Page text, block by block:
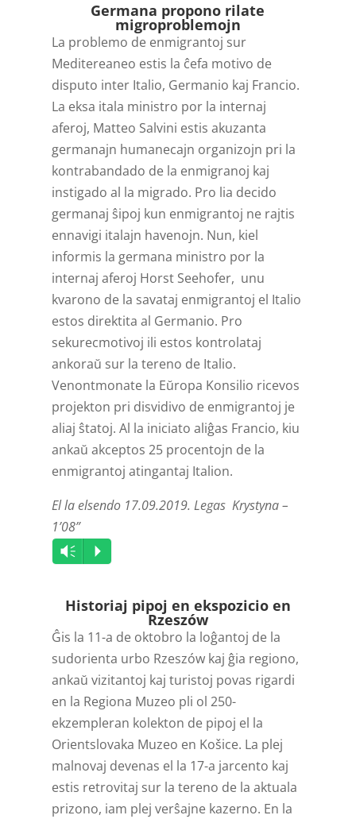
Germana propono rilate
migroproblemojn
La problemo de enmigrantoj sur
Meditereaneo estis la ĉefa motivo de
disputo inter Italio, Germanio kaj Francio.
La eksa itala ministro por la internaj
aferoj, Matteo Salvini estis akuzanta
germanajn humanecajn organizojn pri la
kontrabandado de la enmigranoj kaj
instigado al la migrado. Pro lia decido
germanaj ŝipoj kun enmigrantoj ne rajtis
ennavigi italajn havenojn. Nun, kiel
informis la germana ministro por la
internaj aferoj Horst Seehofer, unu
kvarono de la savataj enmigrantoj el Italio
estos direktita al Germanio. Pro
sekurecmotivoj ili estos kontrolataj
ankoraŭ sur la tereno de Italio.
Venontmonate la Eŭropa Konsilio ricevos
projekton pri disvidivo de enmigrantoj je
aliaj ŝtatoj. Al la iniciato aliĝas Francio, kiu
ankaŭ akceptos 25 procentojn de la
enmigrantoj atingantaj Italion.
El la elsendo 17.09.2019. Legas Krystyna –
1’08”
Audio
Player
Vm P
Historiaj pipoj en ekspozicio en
Rzeszów
Ĝis la 11-a de oktobro la loĝantoj de la
sudorienta urbo Rzeszów kaj ĝia regiono,
ankaŭ vizitantoj kaj turistoj povas rigardi
en la Regiona Muzeo pli ol 250-
ekzempleran kolekton de pipoj el la
Orientslovaka Muzeo en Košice. La plej
malnovaj devenas el la 17-a jarcento kaj
estis retrovitaj sur la tereno de la aktuala
prizono, iam plej verŝajne kazerno. En la